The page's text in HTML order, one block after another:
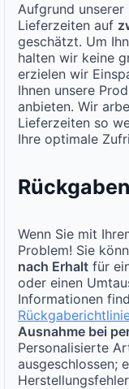
Aufgrund
Lieferzeiten auf
geschätzt. Um
halten wir keine
erzielen wir
Ihnen unsere
anbieten. Wir
Lieferzeiten so
Ihre optimale
Rückgaben
Wenn Sie mit
Problem! Sie
nach Erhalt für
oder einen
Informationen
Ausnahme bei
Personalisierte
ausgeschlossen;